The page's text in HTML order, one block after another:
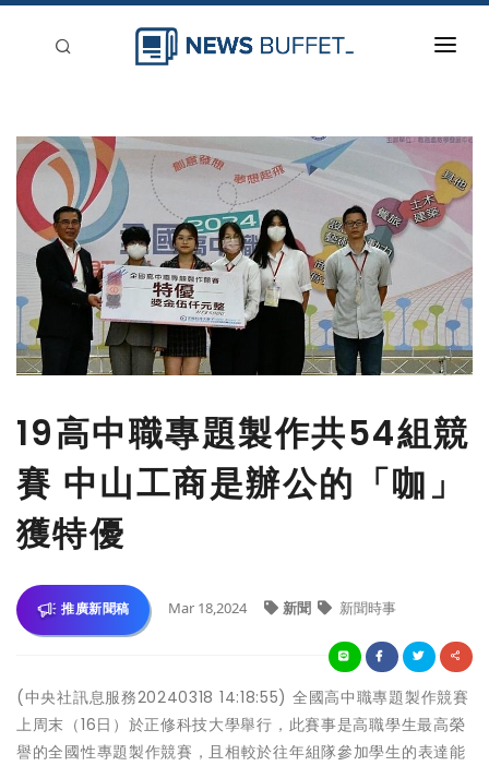
新聞稿分類
登入
刊登
19高中職專題製作共54組競
賽 中山工商是辦公的「咖」
獲特優
推廣新聞稿 Mar 18,2024 新聞 新聞時事
(中央社訊息服務20240318 14:18:55) 全國高中職專題製作競賽
上周末（16日）於正修科技大學舉行，此賽事是高職學生最高榮
譽的全國性專題製作競賽，且相較於往年組隊參加學生的表達能